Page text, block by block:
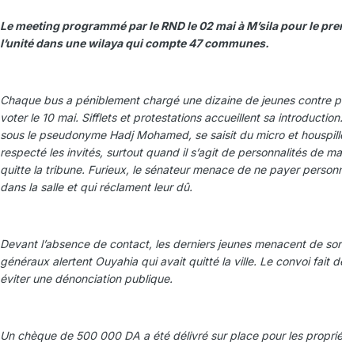
Le meeting programmé par le RND le 02 mai à M’sila pour le
l’unité dans une wilaya qui compte 47 communes.
Chaque bus a péniblement chargé une dizaine de jeunes contre
voter le 10 mai. Sifflets et protestations accueillent sa
sous le pseudonyme Hadj Mohamed, se saisit du micro et
respecté les invités, surtout quand il s’agit de personnalités de
quitte la tribune. Furieux, le sénateur menace de ne payer
dans la salle et qui réclament leur dû.
Devant l’absence de contact, les derniers jeunes menacent de
généraux alertent Ouyahia qui avait quitté la ville. Le convoi fait
éviter une dénonciation publique.
Un chèque de 500 000 DA a été délivré sur place pour les